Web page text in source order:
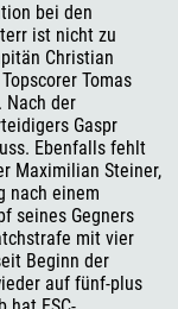
bei den
ist nicht zu
Christian
Tomas
Nach der
Gaspr
Ebenfalls fehlt
Maximilian Steiner,
nach einem
seines Gegners
mit vier
Beginn der
auf fünf-plus